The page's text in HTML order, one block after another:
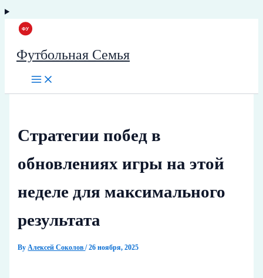
Футбольная Семья
Стратегии побед в
обновлениях игры на этой
неделе для максимального
результата
ByАлексей Соколов/26 ноября, 2025